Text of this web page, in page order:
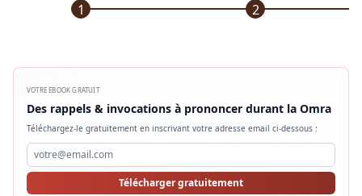
1 2
VOTRE EBOOK GRATUIT
Des rappels & invocations à prononcer durant la Omra
Téléchargez-le gratuitement en inscrivant votre adresse email ci-dessous :
Télécharger gratuitement